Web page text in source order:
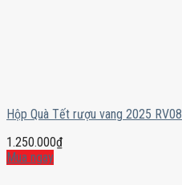
Hộp Quà Tết rượu vang 2025 RV08
1.250.000₫
Mua ngay